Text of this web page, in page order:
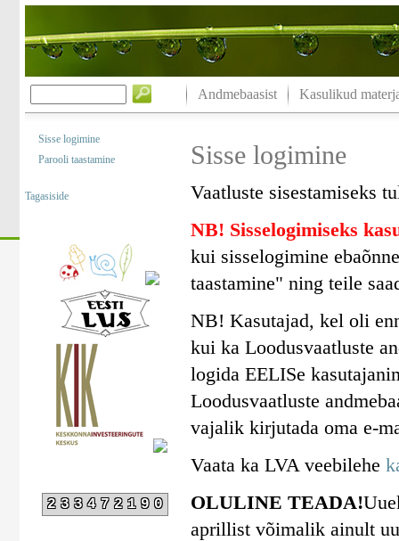
Andmebaasist Kasulikud
Sisse logimine
Parooli taastamine
Tagasiside
233472190
Sisse logimine
Vaatluste sisestamiseks
NB! Sisselogimiseks
kui sisselogimine
taastamine" ning teile
NB! Kasutajad, kel oli
kui ka Loodusvaatluste
logida EELISe
Loodusvaatluste
vajalik kirjutada oma e-
Vaata ka LVA veebilehe
OLULINE TEADA!
aprillist võimalik ainult